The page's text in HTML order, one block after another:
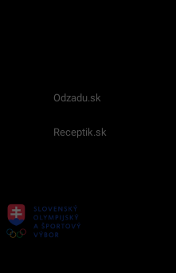
Odzadu.sk
Receptik.sk